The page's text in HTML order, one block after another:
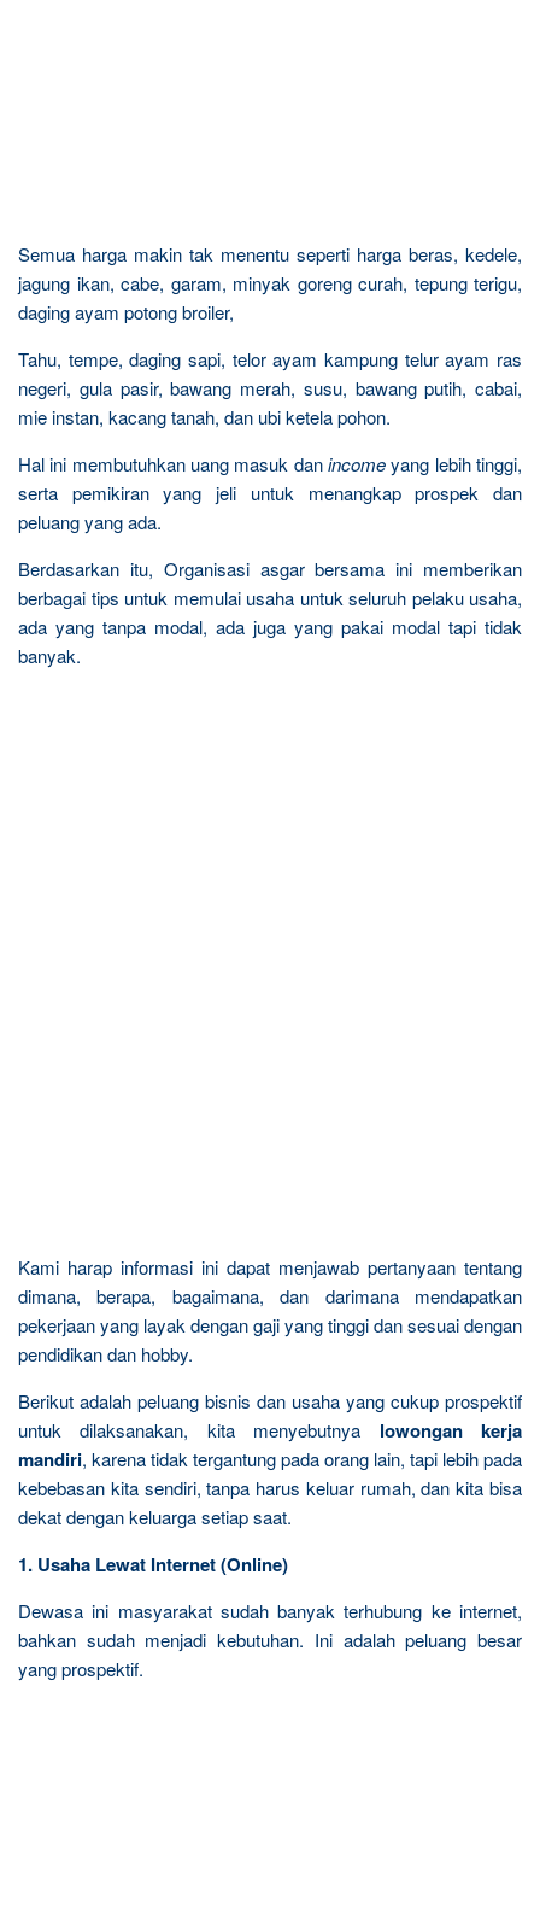
Semua harga makin tak menentu seperti harga beras, kedele,
jagung ikan, cabe, garam, minyak goreng curah, tepung terigu,
daging ayam potong broiler,
Tahu, tempe, daging sapi, telor ayam kampung telur ayam ras
negeri, gula pasir, bawang merah, susu, bawang putih, cabai,
mie instan, kacang tanah, dan ubi ketela pohon.
Hal ini membutuhkan uang masuk danincomeyang lebih tinggi,
serta pemikiran yang jeli untuk menangkap prospek dan
peluang yang ada.
Berdasarkan itu, Organisasi asgar bersama ini memberikan
berbagai tips untuk memulai usaha untuk seluruh pelaku usaha,
ada yang tanpa modal, ada juga yang pakai modal tapi tidak
banyak.
Kami harap informasi ini dapat menjawab pertanyaan tentang
dimana, berapa, bagaimana, dan darimana mendapatkan
pekerjaan yang layak dengan gaji yang tinggi dan sesuai dengan
pendidikan dan hobby.
Berikut adalah peluang bisnis dan usaha yang cukup prospektif
untuk dilaksanakan, kita menyebutnya lowongan kerja
mandiri, karena tidak tergantung pada orang lain, tapi lebih pada
kebebasan kita sendiri, tanpa harus keluar rumah, dan kita bisa
dekat dengan keluarga setiap saat.
1. Usaha Lewat Internet (Online)
Dewasa ini masyarakat sudah banyak terhubung ke internet,
bahkan sudah menjadi kebutuhan. Ini adalah peluang besar
yang prospektif.